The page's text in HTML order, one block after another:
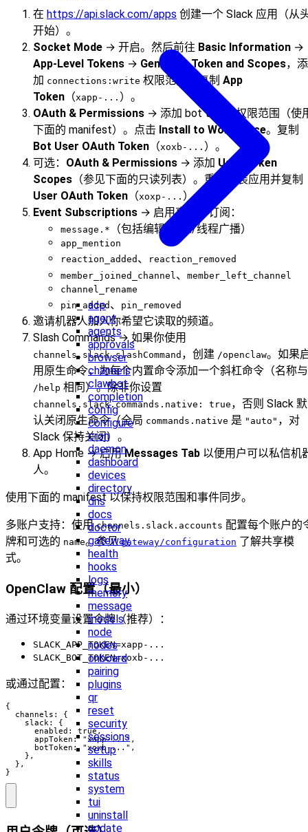
acp
agent
agents
approvals
browser
channels
clawbot
completion
config
configure
cron
daemon
dashboard
devices
directory
dns
docs
doctor
gateway
health
hooks
logs
memory
message
models
node
nodes
onboard
pairing
plugins
qr
reset
security
sessions
setup
skills
status
system
tui
uninstall
update
在 https://api.slack.com/apps 创建一个 Slack 应用（从
开始）。
Socket Mode → 开启。然后前往 Basic Information →
App-Level Tokens → Generate Token and Scopes，添
加 connections:write 权限范围。复制 App
Token （xapp-... ）。
OAuth & Permissions → 添加 bot token 权限范围（使
下面的 manifest）。点击 Install to Workspace。复制
Bot User OAuth Token （xoxb-... ）。
可选： OAuth & Permissions → 添加 User Token
Scopes （参见下面的只读列表）。重新安装应用并复制
User OAuth Token （xoxp-... ）。
Event Subscriptions → 启用事件并订阅：
message.* （包括编辑/删除/线程广播）
app_mention
reaction_added 、
reaction_removed
member_joined_channel、
member_left_channel
channel_rename
pin_added 、 pin_removed
邀请机器人加入你希望它读取的频道。
Slash Commands → 如果你使用
channels.slack.slashCommand ，创建 /openclaw。如果
用原生命令，为每个内置命令添加一个斜杠命令（名称与
/help 相同）。除非你设置
channels.slack.commands.native: true ，否则 Slack 默
认关闭原生命令（全局 commands.native 是 "auto" ，对
Slack 保持关闭）。
App Home → 启用Messages Tab 以便用户可以私信机
人。
使用下面的 manifest 以保持权限范围和事件同步。
多账户支持：使用channels.slack.accounts 配置每个账户的
牌和可选的 name。参见gateway/configuration 了解共享模
式。
OpenClaw 配置（最小）
通过环境变量设置令牌（推荐）：
SLACK_APP_TOKEN=xapp-...
SLACK_BOT_TOKEN=xoxb-...
或通过配置：
{
  channels: {
    slack: {
      enabled: true,
      appToken: "xapp-...",
      botToken: "xoxb-...",
    },
  },
}